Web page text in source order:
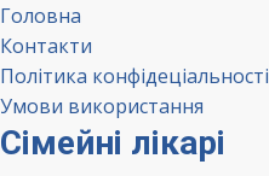
Головна
Контакти
Політика конфідеціальності
Умови використання
Сімейні лікарі